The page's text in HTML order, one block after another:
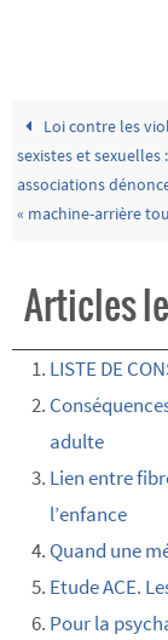
Loi contre les
sexistes et sexuelles
associations
« machine-arrière
Articles
LISTE DE
adulte
Lien entre
l’enfance
Quand une
Etude ACE.
Pour la